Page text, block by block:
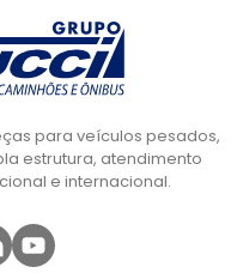
para veículos pesados,
estrutura, atendimento
e internacional.